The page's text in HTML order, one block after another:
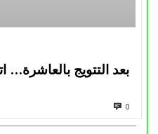
بعد التتويج بالعاشرة…
0